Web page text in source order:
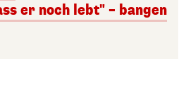
er noch lebt" – bangen